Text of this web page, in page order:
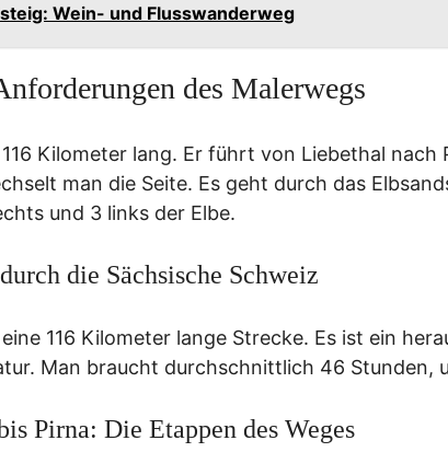
Wein- und Flusswanderweg
des Malerwegs
Kilometer lang. Er führt von Liebethal nach
man die Seite. Es geht durch das
und 3 links der Elbe.
die Sächsische Schweiz
116 Kilometer lange Strecke. Es ist ein
Man braucht durchschnittlich 46 Stunden,
Pirna: Die Etappen des Weges